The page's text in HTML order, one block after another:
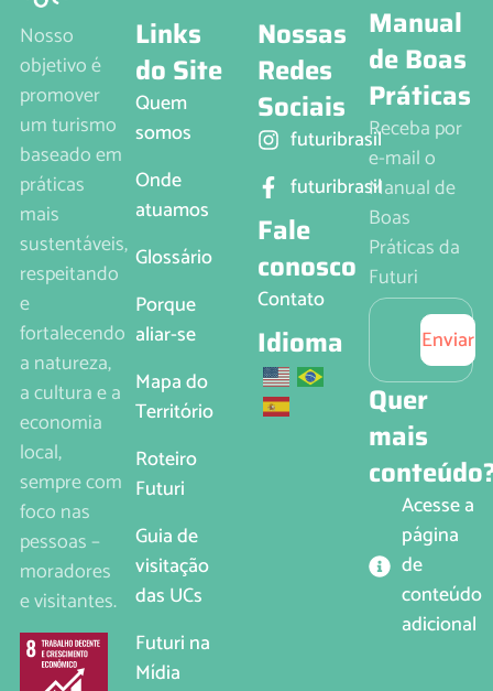
Nosso
objetivo é
promover
um turismo
baseado em
práticas
mais
sustentáveis,
respeitando
e
fortalecendo
a natureza,
a cultura e a
economia
local,
sempre com
foco nas
pessoas –
moradores
e visitantes.
Links
do Site
Quem
somos
Onde
atuamos
Glossário
Porque
aliar-se
Mapa do
Território
Roteiro
Futuri
Guia de
visitação
das UCs
Futuri na
Mídia
Nossas
Redes
Sociais
futuribrasil
futuribrasil
Fale
conosco
Contato
Idioma
Manual
de Boas
Práticas
Receba por
e-mail o
Manual de
Boas
Práticas da
Futuri
Enviar
Quer
mais
Acesse a
página
de
conteúdo
adicional